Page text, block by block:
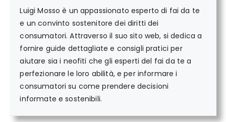
Luigi Mosso è un appassionato esperto di fai da te
e un convinto sostenitore dei diritti dei
consumatori. Attraverso il suo sito web, si dedica a
fornire guide dettagliate e consigli pratici per
aiutare sia i neofiti che gli esperti del fai da te a
perfezionare le loro abilità, e per informare i
consumatori su come prendere decisioni
informate e sostenibili.